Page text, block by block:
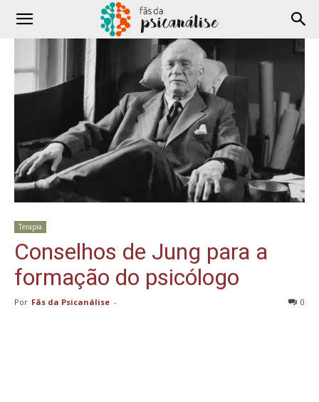
Terapia
Conselhos de Jung para a
formação do psicólogo
Por Fãs da Psicanálise - 0